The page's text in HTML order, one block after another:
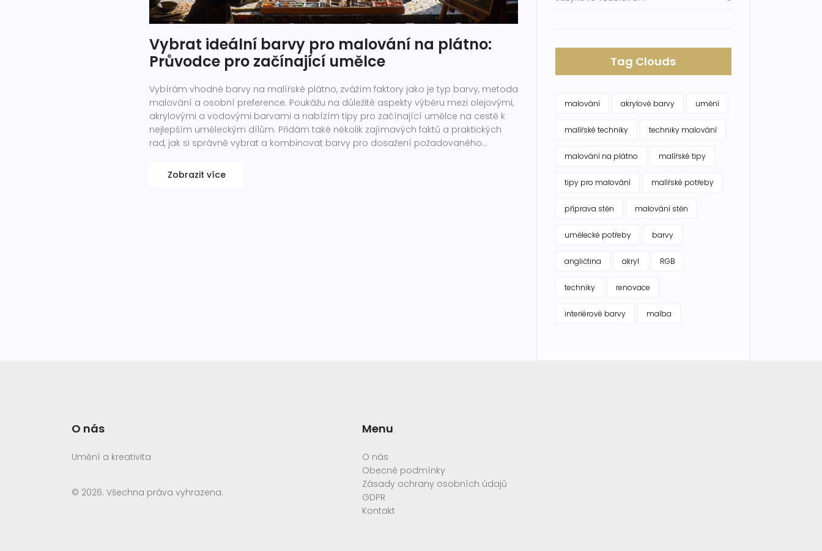
Vybrat ideální barvy pro malování na plátno:
Průvodce pro začínající umělce
Vybírám vhodné barvy na malířské plátno, zvážím faktory jako je typ barvy, metoda
malování a osobní preference. Poukážu na důležité aspekty výběru mezi olejovými,
akrylovými a vodovými barvami a nabízím tipy pro začínající umělce na cestě k
nejlepším uměleckým dílům. Přidám také několik zajímavých faktů a praktických
rad, jak si správně vybrat a kombinovat barvy pro dosažení požadovaného
Zobrazit více
Tag Clouds
malování akrylové barvy umění
malířské techniky techniky malování
malování na plátno malířské tipy
tipy pro malování malířské potřeby
příprava stěn malování stěn
umělecké potřeby barvy
angličtina akryl RGB
techniky renovace
interiérové barvy malba
O nás
Umění a kreativita
© 2026. Všechna práva vyhrazena.
Menu
O nás
Obecné podmínky
Zásady ochrany osobních údajů
GDPR
Kontakt